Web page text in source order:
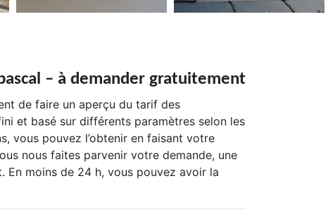
– à demander gratuitement
de faire un aperçu du tarif des
et basé sur différents paramètres selon les
vous pouvez l’obtenir en faisant votre
nous faites parvenir votre demande, une
En moins de 24 h, vous pouvez avoir la